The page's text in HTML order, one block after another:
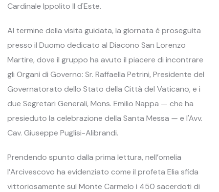
Cardinale Ippolito II d'Este.
Al termine della visita guidata, la giornata è proseguita
presso il Duomo dedicato al Diacono San Lorenzo
Martire, dove il gruppo ha avuto il piacere di incontrare
gli Organi di Governo: Sr. Raffaella Petrini, Presidente del
Governatorato dello Stato della Città del Vaticano, e i
due Segretari Generali, Mons. Emilio Nappa — che ha
presieduto la celebrazione della Santa Messa — e l'Avv.
Cav. Giuseppe Puglisi-Alibrandi.
Prendendo spunto dalla prima lettura, nell’omelia
l’Arcivescovo ha evidenziato come il profeta Elia sfida
vittoriosamente sul Monte Carmelo i 450 sacerdoti di